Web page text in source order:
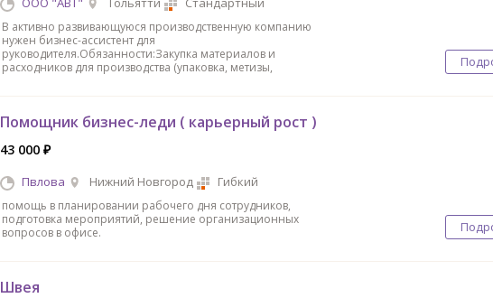
В активно развивающуюся производственную компанию
нужен бизнес-ассистент для
руководителя.Обязанности:Закупка материалов и
расходников для производства (упаковка, метизы,
Помощник бизнес-леди ( карьерный рост )
43 000 ₽
Пвлова Нижний Новгород Гибкий
помощь в планировании рабочего дня сотрудников,
подготовка мероприятий, решение организационных
вопросов в офисе.
Швея